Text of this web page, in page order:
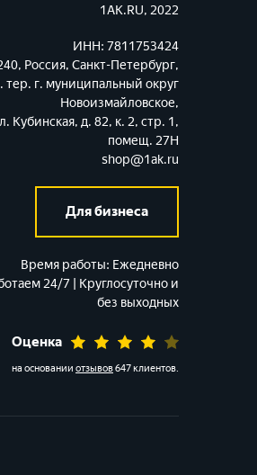
1AK.RU, 2022
ИНН: 7811753424
Россия, Санкт-Петербург,
тер. г. муниципальный округ
Новоизмайловское,
Кубинская, д. 82, к. 2, стр. 1,
помещ. 27Н
shop@1ak.ru
Для бизнеса
Время работы: Ежедневно
24/7 | Круглосуточно и
без выходных
Оценка
на основании отзывов647 клиентов.